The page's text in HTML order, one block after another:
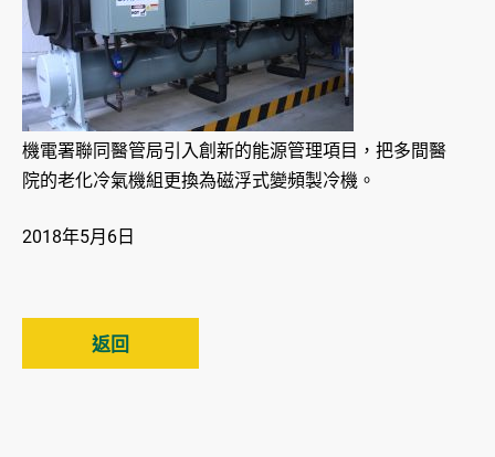
機電署聯同醫管局引入創新的能源管理項目，把多間醫
院的老化冷氣機組更換為磁浮式變頻製冷機。
2018年5月6日
返回